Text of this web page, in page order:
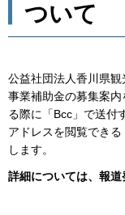
ついて
公益社団法人香川県
事業補助金の募集案
る際に「Bcc」で送付
アドレスを閲覧でき
します。
詳細については、報道